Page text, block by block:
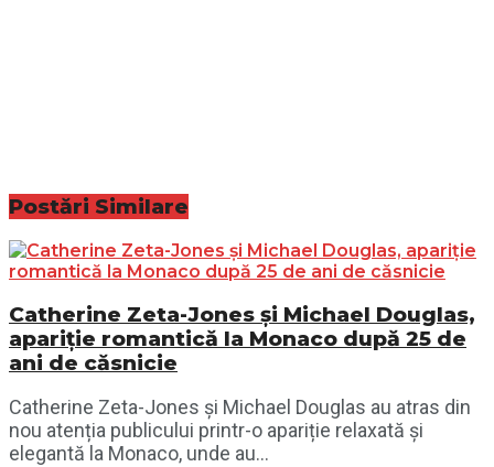
Postări Similare
Catherine Zeta-Jones și Michael Douglas,
apariție romantică la Monaco după 25 de
ani de căsnicie
Catherine Zeta-Jones și Michael Douglas au atras din
nou atenția publicului printr-o apariție relaxată și
elegantă la Monaco, unde au...